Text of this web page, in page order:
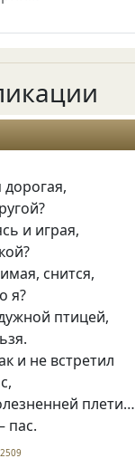
и играя,
снится,
я?
птицей,
и не встретил
плети…
пас.
2509